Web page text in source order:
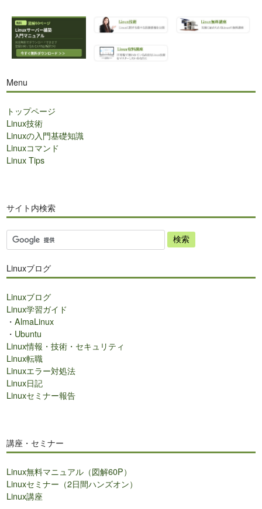
Menu
トップページ
Linux技術
Linuxの入門基礎知識
Linuxコマンド
Linux Tips
サイト内検索
サ
イ
内
索
Linuxブログ
Linuxブログ
Linux学習ガイド
・AlmaLinux
・ Ubuntu
Linux情報・技術・セキュリティ
Linux転職
Linuxエラー対処法
Linux日記
Linuxセミナー報告
講座・セミナー
Linux無料マニュアル（図解60P）
Linuxセミナー（2日間ハンズオン）
Linux講座